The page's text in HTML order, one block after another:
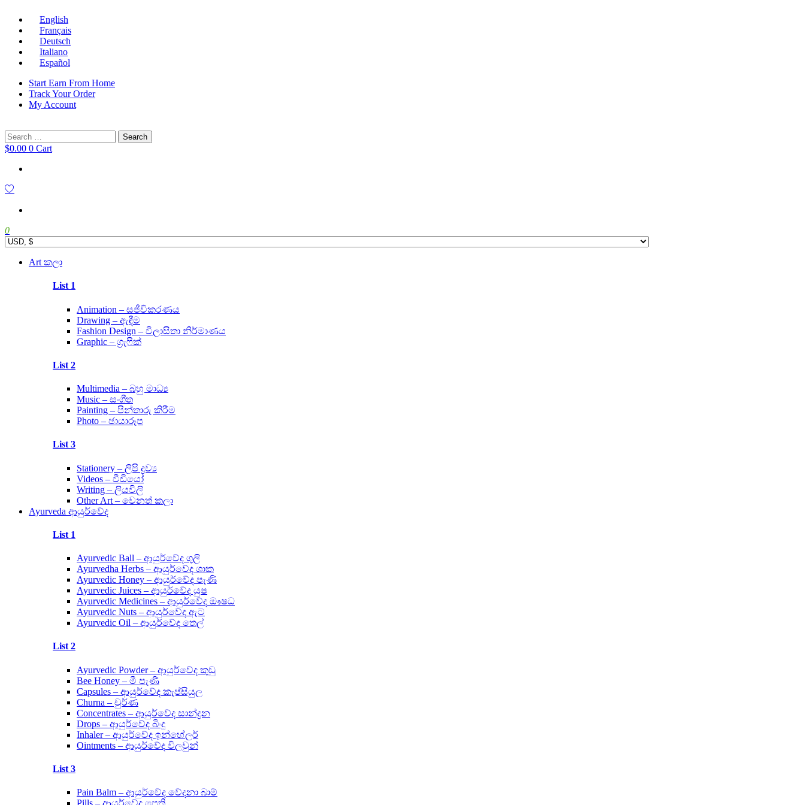
English
Français
Deutsch
Italiano
Español
Start Earn From Home
Track Your Order
My Account
Search
for:
$0.00 0 Cart
0
Main
Art කලා
List 1
Animation – සජීවිකරණය
Drawing – ඇඳීම
Fashion Design – විලාසිතා නිර්මාණය
Graphic – ග්‍රැෆික්
List 2
Multimedia – බහු මාධ්‍ය
Music – සංගීත
Painting – පින්තාරු කිරීම
Photo – ඡායාරූප
List 3
Stationery – ලිපි ද්‍රව්‍ය
Videos – වීඩියෝ
Writing – ලියවිලි
Other Art – වෙනත් කලා
Ayurveda ආයුර්වේද
List 1
Ayurvedic Ball – ආයුර්වේද ගුලි
Ayurvedha Herbs – ආයුර්වේද ශාක
Ayurvedic Honey – ආයුර්වේද පැණි
Ayurvedic Juices – ආයුර්වේද යුෂ
Ayurvedic Medicines – ආයුර්වේද ඖෂධ
Ayurvedic Nuts – ආයුර්වේද ඇට
Ayurvedic Oil – ආයුර්වේද තෙල්
List 2
Ayurvedic Powder – ආයුර්වේද කුඩු
Bee Honey – මී පැණි
Capsules – ආයුර්වේද කැප්සියුල
Churna – චුර්ණ
Concentrates – ආයුර්වේද සාන්ද්‍රන
Drops – ආයුර්වේද බිංදු
Inhaler – ආයුර්වේද ඉන්හේලර්
Ointments – ආයුර්වේද විලවුන්
List 3
Pain Balm – ආයුර්වේද වේදනා බාම්